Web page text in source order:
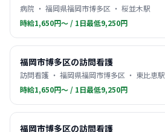
病院 ・ 福岡県福岡市博多区 ・ 桜並木駅
時給1,650円〜 / 1日最低9,250円
福岡市博多区の訪問看護
訪問看護 ・ 福岡県福岡市博多区 ・ 東比恵駅
時給1,650円〜 / 1日最低9,250円
福岡市博多区の訪問看護